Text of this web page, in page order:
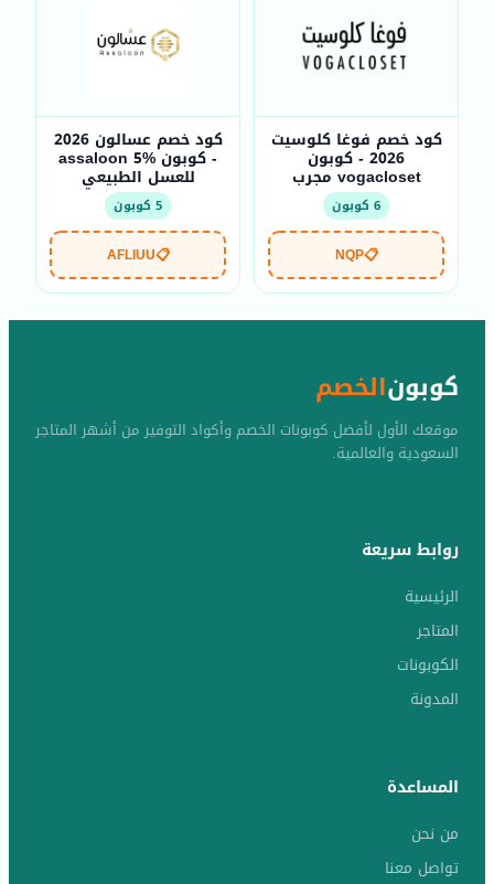
كود خصم فوغا كلوسيت
2026 - كوبون
vogacloset مجرب
6 كوبون
📋
NQP
كود خصم عسالون 2026
- كوبون assaloon 5%
للعسل الطبيعي
5 كوبون
📋
AFLIUU
كوبونالخصم
موقعك الأول لأفضل كوبونات الخصم وأكواد التوفير من أشهر المتاجر
السعودية والعالمية.
روابط سريعة
الرئيسية
المتاجر
الكوبونات
المدونة
المساعدة
من نحن
تواصل معنا